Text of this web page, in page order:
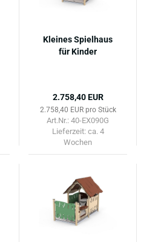
Kleines Spielhaus
für Kinder
2.758,40 EUR
2.758,40 EUR pro Stück
Art.Nr.: 40-EX090G
Lieferzeit: ca. 4
Wochen